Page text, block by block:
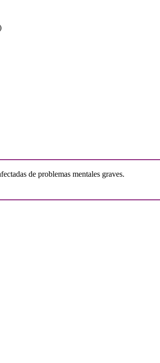
de problemas mentales graves.